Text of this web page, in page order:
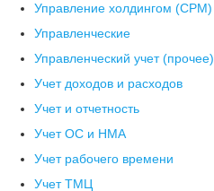
Управление холдингом (CPM)
Управленческие
Управленческий учет (прочее)
Учет доходов и расходов
Учет и отчетность
Учет ОС и НМА
Учет рабочего времени
Учет ТМЦ